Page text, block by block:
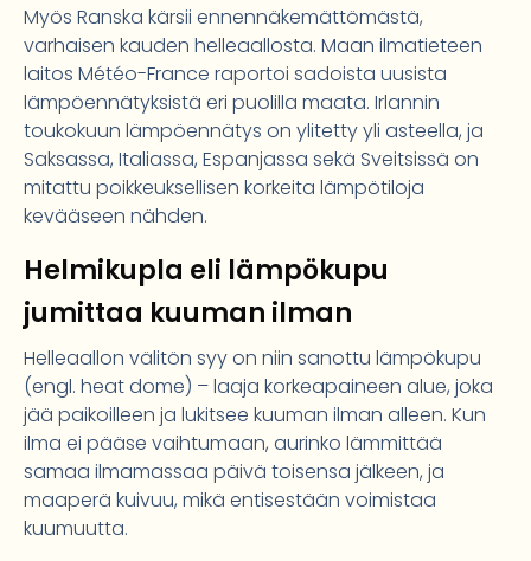
Myös Ranska kärsii ennennäkemättömästä,
varhaisen kauden helleaallosta. Maan ilmatieteen
laitos Météo-France raportoi sadoista uusista
lämpöennätyksistä eri puolilla maata. Irlannin
toukokuun lämpöennätys on ylitetty yli asteella, ja
Saksassa, Italiassa, Espanjassa sekä Sveitsissä on
mitattu poikkeuksellisen korkeita lämpötiloja
kevääseen nähden.
Helmikupla eli lämpökupu
jumittaa kuuman ilman
Helleaallon välitön syy on niin sanottu lämpökupu
(engl. heat dome) – laaja korkeapaineen alue, joka
jää paikoilleen ja lukitsee kuuman ilman alleen. Kun
ilma ei pääse vaihtumaan, aurinko lämmittää
samaa ilmamassaa päivä toisensa jälkeen, ja
maaperä kuivuu, mikä entisestään voimistaa
kuumuutta.